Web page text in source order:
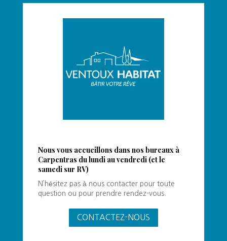
Nous vous accueillons dans nos bureaux à
Carpentras du lundi au vendredi (et le
samedi sur RV)
N’hésitez pas à nous contacter pour toute
question ou pour prendre rendez-vous.
CONTACTEZ-NOUS